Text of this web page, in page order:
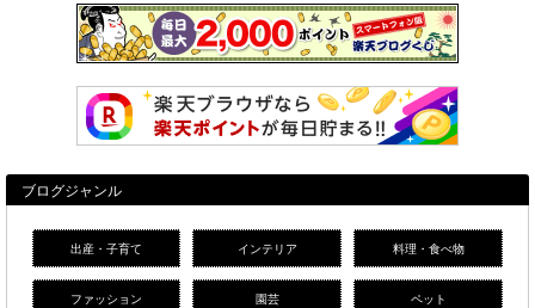
ブログジャンル
出産・子育て インテリア 料理・食べ物
ファッション 園芸 ペット